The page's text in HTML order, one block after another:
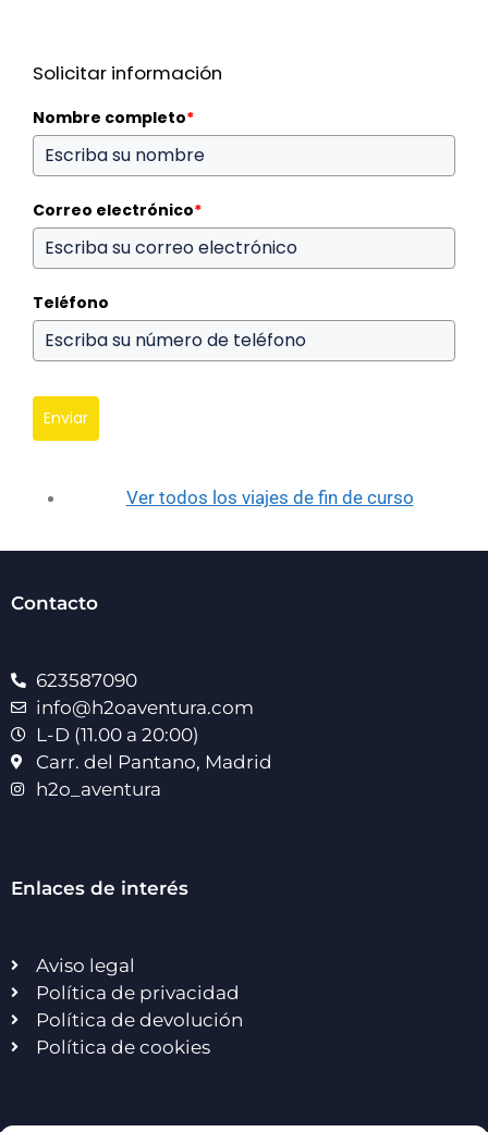
Solicitar información
Nombre completo*
Correo electrónico*
Teléfono
Enviar
Ver todos los viajes de fin de curso
Contacto
623587090
info@h2oaventura.com
L-D (11.00 a 20:00)
Carr. del Pantano, Madrid
h2o_aventura
Enlaces de interés
Aviso legal
Política de privacidad
Política de devolución
Política de cookies